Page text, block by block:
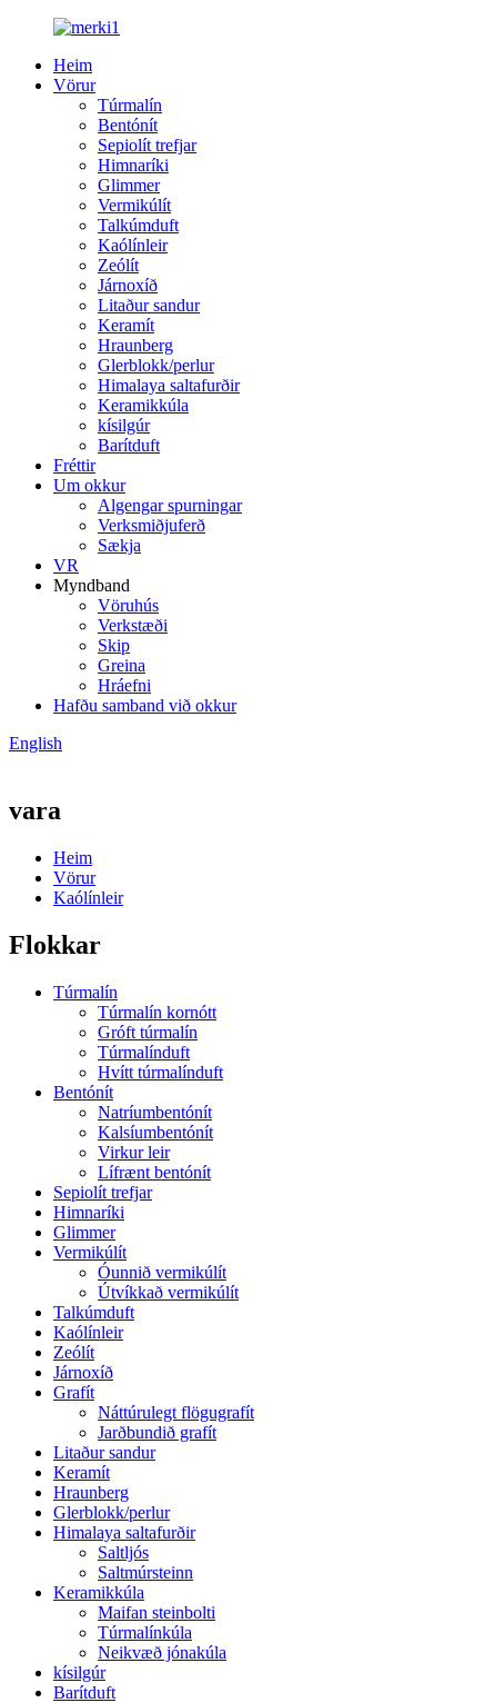
Heim
Vörur
Túrmalín
Bentónít
Sepiolít trefjar
Himnaríki
Glimmer
Vermikúlít
Talkúmduft
Kaólínleir
Zeólít
Járnoxíð
Litaður sandur
Keramít
Hraunberg
Glerblokk/perlur
Himalaya saltafurðir
Keramikkúla
kísilgúr
Barítduft
Fréttir
Um okkur
Algengar spurningar
Verksmiðjuferð
Sækja
VR
Myndband
Vöruhús
Verkstæði
Skip
Greina
Hráefni
Hafðu samband við okkur
English
vara
Heim
Vörur
Kaólínleir
Flokkar
Túrmalín
Túrmalín kornótt
Gróft túrmalín
Túrmalínduft
Hvítt túrmalínduft
Bentónít
Natríumbentónít
Kalsíumbentónít
Virkur leir
Lífrænt bentónít
Sepiolít trefjar
Himnaríki
Glimmer
Vermikúlít
Óunnið vermikúlít
Útvíkkað vermikúlít
Talkúmduft
Kaólínleir
Zeólít
Járnoxíð
Grafít
Náttúrulegt flögugrafít
Jarðbundið grafít
Litaður sandur
Keramít
Hraunberg
Glerblokk/perlur
Himalaya saltafurðir
Saltljós
Saltmúrsteinn
Keramikkúla
Maifan steinbolti
Túrmalínkúla
Neikvæð jónakúla
kísilgúr
Barítduft